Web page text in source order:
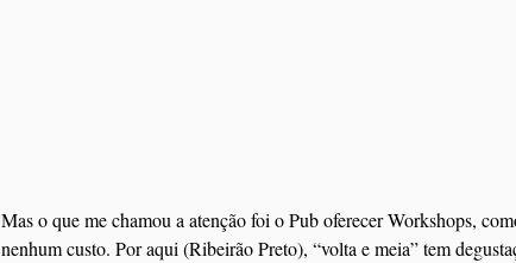
Mas o que me chamou a atenção foi o Pub oferecer Workshops,
nenhum custo. Por aqui (Ribeirão Preto), “volta e meia” tem